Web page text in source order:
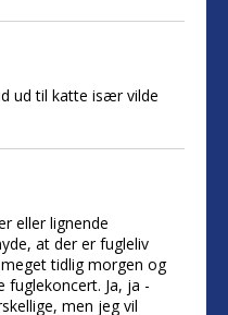
ud til katte især vilde
eller lignende
at der er fugleliv
tidlig morgen og
fuglekoncert. Ja, ja -
men jeg vil